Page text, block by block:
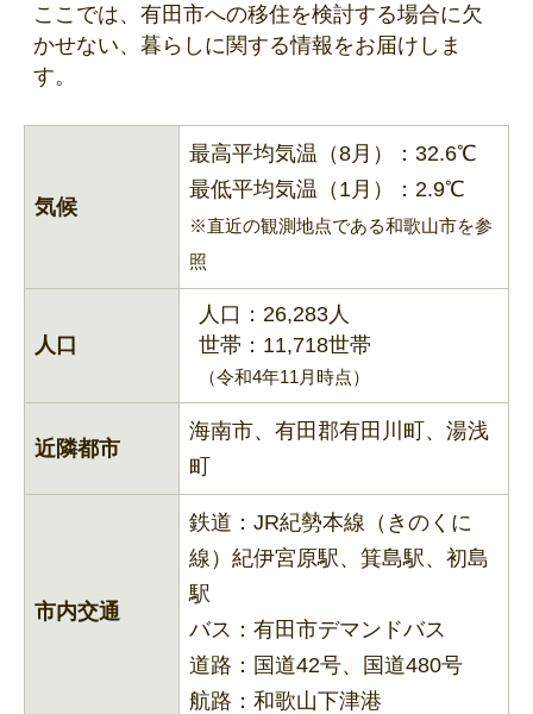
ここでは、有田市への移住を検討する場合に欠
かせない、暮らしに関する情報をお届けしま
す。
気候
最高平均気温（8月）：32.6℃
最低平均気温（1月）：2.9℃
※直近の観測地点である和歌山市を参
照
人口
人口：26,283人
世帯：11,718世帯
（令和4年11月時点）
近隣都市
海南市、有田郡有田川町、湯浅
町
市内交通
鉄道：JR紀勢本線（きのくに
線）紀伊宮原駅、箕島駅、初島
駅
バス：有田市デマンドバス
道路：国道42号、国道480号
航路：和歌山下津港